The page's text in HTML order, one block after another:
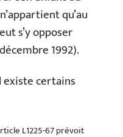
qu’au
s’y opposer
1992).
certains
L1225-67 prévoit